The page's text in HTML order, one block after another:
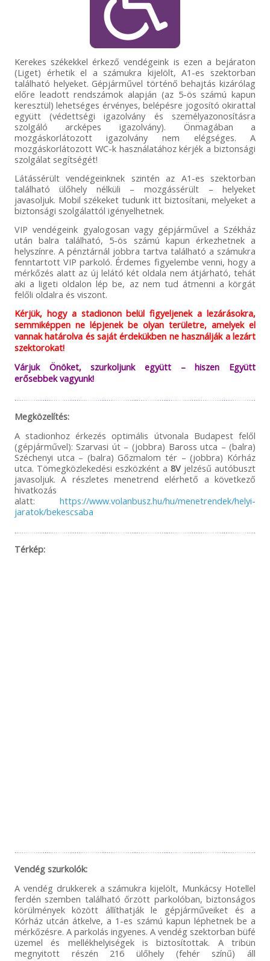
Kerekes székekkel érkező vendégeink is ezen a bejáraton
(Liget) érhetik el a számukra kijelölt, A1-es szektorban
található helyeket. Gépjárművel történő behajtás kizárólag
előre leadott rendszámok alapján (az 5-ös számú kapun
keresztül) lehetséges érvényes, belépésre jogosító okirattal
együtt (védettségi igazolvány és személyazonosításra
szolgáló arcképes igazolvány). Önmagában a
mozgáskorlátozott igazolvány nem elégséges. A
mozgáskorlátozott WC-k használatához kérjék a biztonsági
szolgálat segítségét!
Látássérült vendégeinknek szintén az A1-es szektorban
található ülőhely nélküli – mozgássérült – helyeket
javasoljuk. Mobil székeket tudunk itt biztosítani, melyeket a
biztonsági szolgálattól igényelhetnek.
VIP vendégeink gyalogosan vagy gépjárművel a Székház
után balra található, 5-ös számú kapun érkezhetnek a
helyszínre. A pénztárnál jobbra tartva található a számukra
fenntartott VIP parkoló. Érdemes figyelembe venni, hogy a
mérkőzés alatt az új lelátó két oldala nem átjárható, tehát
aki a ligeti oldalon lép be, az nem tud átmenni a körgát
felőli oldalra és viszont.
Kérjük, hogy a stadionon belül figyeljenek a lezárásokra,
semmiképpen ne lépjenek be olyan területre, amelyek el
vannak határolva és saját érdekükben ne használják a lezárt
szektorokat!
Várjuk Önöket, szurkoljunk együtt – hiszen Együtt
erősebbek vagyunk!
Megközelítés:
A stadionhoz érkezés optimális útvonala Budapest felől
(gépjárművel): Szarvasi út – (jobbra) Baross utca – (balra)
Széchenyi utca – (balra) Gőzmalom tér – (jobbra) Kórház
utca. Tömegközlekedési eszközként a 8V jelzésű autóbuszt
javasoljuk. A részletes menetrend elérhető a következő
hivatkozás
alatt:https://www.volanbusz.hu/hu/menetrendek/helyi-
jaratok/bekescsaba
Térkép:
Vendég szurkolók:
A vendég drukkerek a számukra kijelölt, Munkácsy Hotellel
ferdén szemben található őrzött parkolóban, biztonságos
körülmények között állíthatják le gépjárműveiket és a
Kórház utcán átkelve, a 1-es számú kapun léphetnek be a
mérkőzésre. A parkolás ingyenes. A vendég szektorban büfé
üzemel és mellékhelyiségek is biztosítottak. A tribün
megnyitott részén 216 ülőhely (fehér színű) áll